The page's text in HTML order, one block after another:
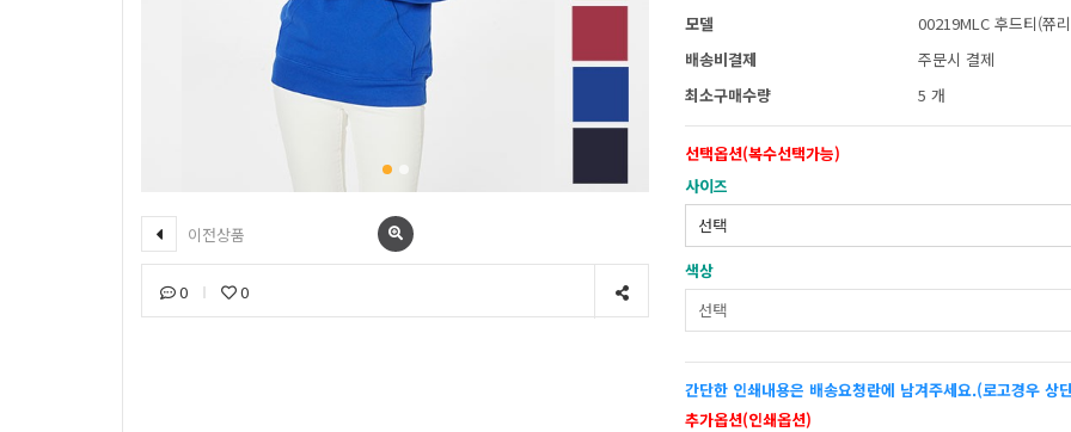
이전상품
0 0
모델
00219MLC 후드티(쮸
배송비결제
주문시 결제
최소구매수량
5 개
선택옵션(복수선택가능)
사이즈
색상
간단한 인쇄내용은 배송요청란에 남겨주세요.(로고경우
추가옵션(인쇄옵션)